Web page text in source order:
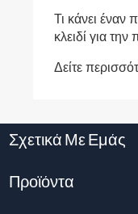
Σχετικά Με Εμάς
Προϊόντα